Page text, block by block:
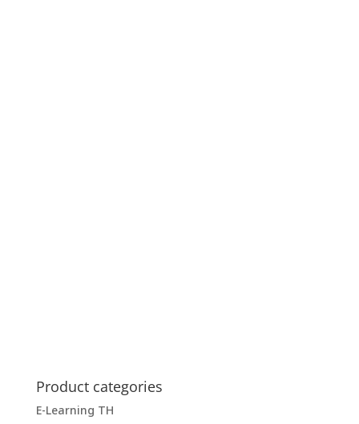
Product categories
E-Learning TH